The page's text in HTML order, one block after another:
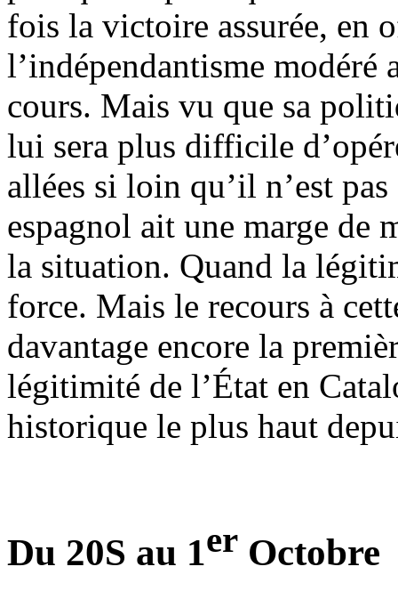
fois la victoire assurée, en
l’indépendantisme modéré
cours. Mais vu que sa
lui sera plus difficile
allées si loin qu’il n’est
espagnol ait une marge
la situation. Quand la
force. Mais le recours à
davantage encore la
légitimité de l’État en
historique le plus haut
Du 20S au 1er Octobre